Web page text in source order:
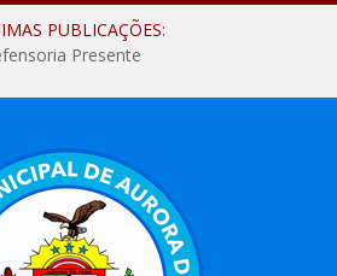
PUBLICAÇÕES:
Presente